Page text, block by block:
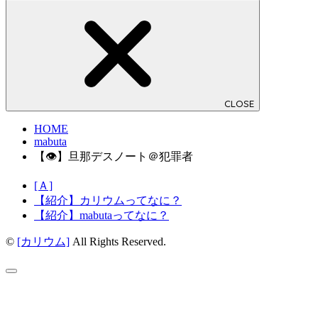
CLOSE
HOME
mabuta
【👁】旦那デスノート＠犯罪者
[Ａ]
【紹介】カリウムってなに？
【紹介】mabutaってなに？
© [カリウム] All Rights Reserved.